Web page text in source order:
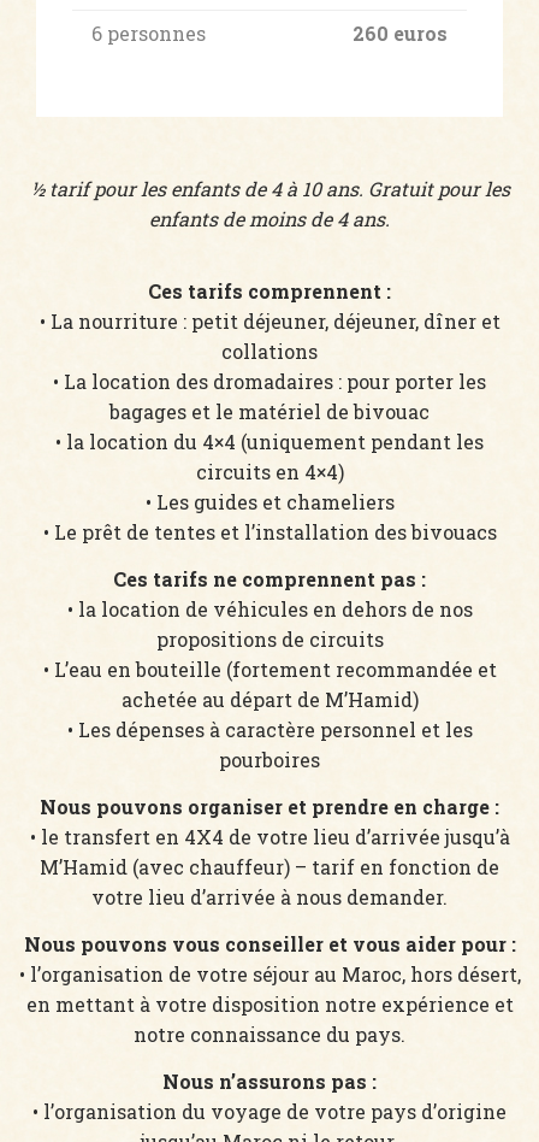
6 personnes
260 euros
½ tarif pour les enfants de 4 à 10 ans. Gratuit pour les
enfants de moins de 4 ans.
Ces tarifs comprennent :
• La nourriture : petit déjeuner, déjeuner, dîner et
collations
• La location des dromadaires : pour porter les
bagages et le matériel de bivouac
• la location du 4×4 (uniquement pendant les
circuits en 4×4)
• Les guides et chameliers
• Le prêt de tentes et l’installation des bivouacs
Ces tarifs ne comprennent pas :
• la location de véhicules en dehors de nos
propositions de circuits
• L’eau en bouteille (fortement recommandée et
achetée au départ de M’Hamid)
• Les dépenses à caractère personnel et les
pourboires
Nous pouvons organiser et prendre en charge :
• le transfert en 4X4 de votre lieu d’arrivée jusqu’à
M’Hamid (avec chauffeur) – tarif en fonction de
votre lieu d’arrivée à nous demander.
Nous pouvons vous conseiller et vous aider pour :
• l’organisation de votre séjour au Maroc, hors désert,
en mettant à votre disposition notre expérience et
notre connaissance du pays.
Nous n’assurons pas :
• l’organisation du voyage de votre pays d’origine